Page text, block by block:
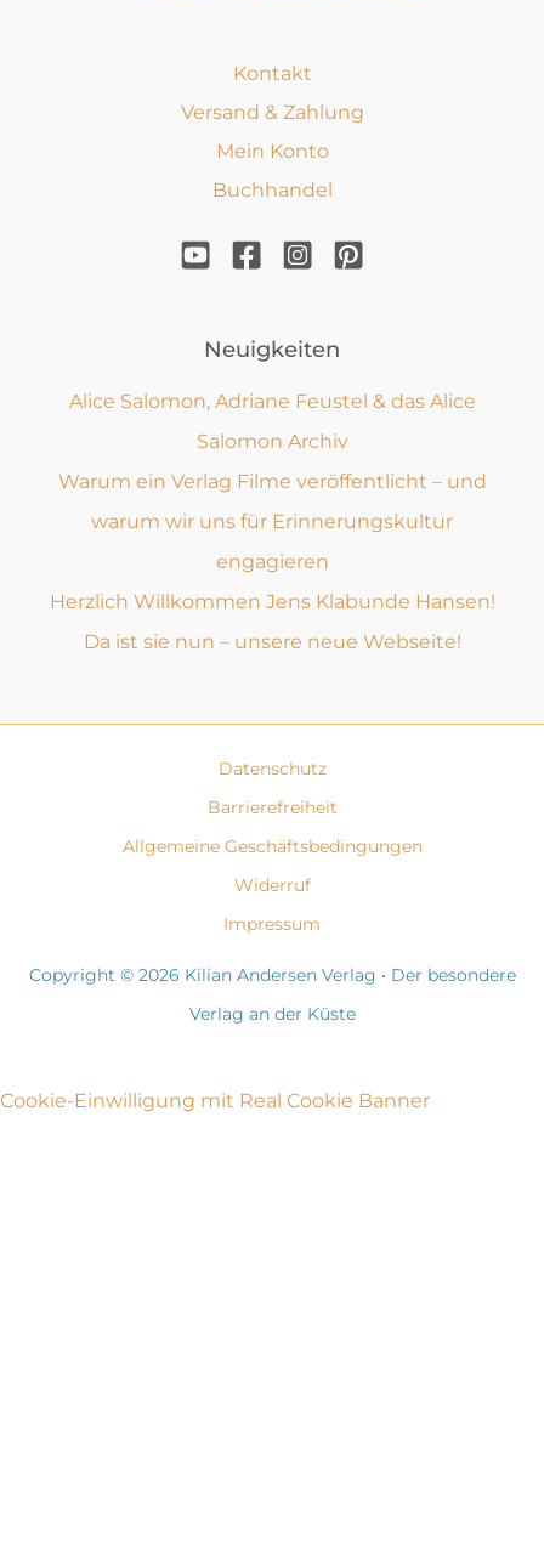
Kontakt
Versand & Zahlung
Mein Konto
Buchhandel
Neuigkeiten
Alice Salomon, Adriane Feustel & das Alice
Salomon Archiv
Warum ein Verlag Filme veröffentlicht – und
warum wir uns für Erinnerungskultur
engagieren
Herzlich Willkommen Jens Klabunde Hansen!
Da ist sie nun – unsere neue Webseite!
Datenschutz
Barrierefreiheit
Allgemeine Geschäftsbedingungen
Widerruf
Impressum
Copyright © 2026 Kilian Andersen Verlag • Der besondere
Verlag an der Küste
Cookie-Einwilligung mit Real Cookie Banner